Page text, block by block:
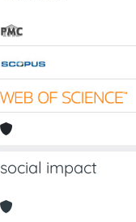
social impact